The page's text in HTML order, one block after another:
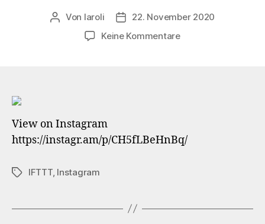
Beitragsautor
Von laroli Veröffentlichungsdatum
22. November 2020
Keine Kommentarezu
#büderich
View on Instagram
https://instagr.am/p/CH5fLBeHnBq/
Schlagwörter
IFTTT, Instagram